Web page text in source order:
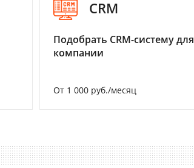
CRM
Подобрать CRM-систему для
компании
От 1 000 руб./месяц